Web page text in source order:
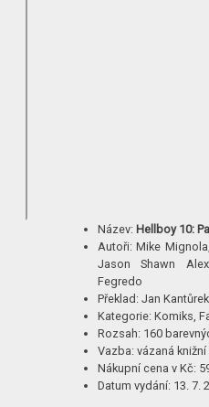
Název: Hellboy 10:
Autoři: Mike
Jason Shawn
Fegredo
Překlad: Jan Kantůrek
Kategorie: Komiks,
Rozsah: 160
Vazba: vázaná
Nákupní cena v Kč:
Datum vydání: 13. 7.